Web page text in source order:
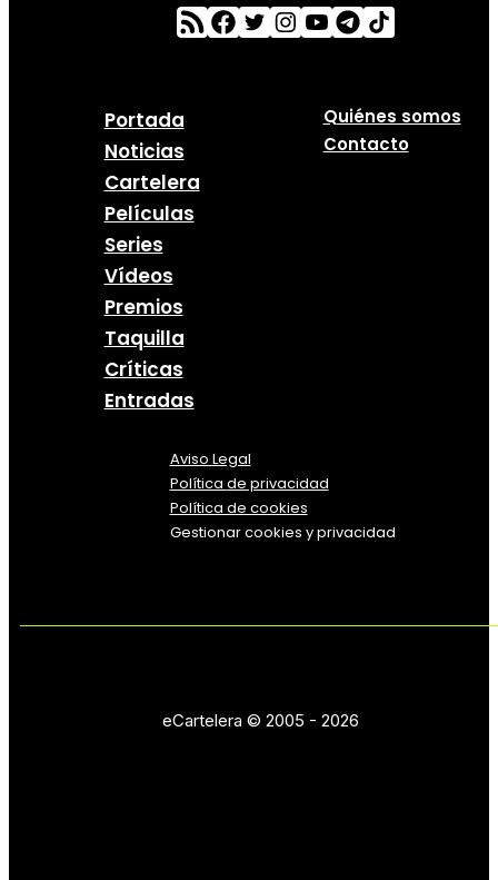
Portada
Noticias
Cartelera
Películas
Series
Vídeos
Premios
Taquilla
Críticas
Entradas
Quiénes somos
Contacto
Aviso Legal
Política de privacidad
Política de cookies
Gestionar cookies y privacidad
eCartelera © 2005 - 2026